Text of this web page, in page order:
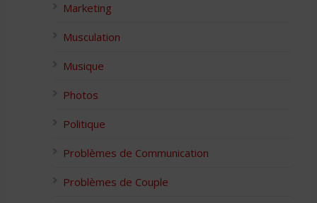
Marketing
Musculation
Musique
Photos
Politique
Problèmes de Communication
Problèmes de Couple